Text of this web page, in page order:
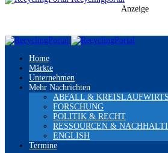
Anzeige
Home
Märkte
Unternehmen
Mehr Nachrichten
ABFALL &
FORSCHUNG
POLITIK & RECHT
RESSOURCEN &
ENGLISH
Termine